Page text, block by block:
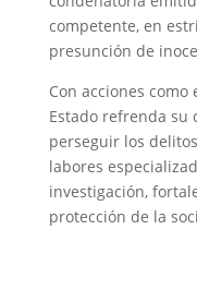
competente, en
presunción de
Con acciones como
Estado refrenda su
perseguir los
labores
investigación,
protección de la